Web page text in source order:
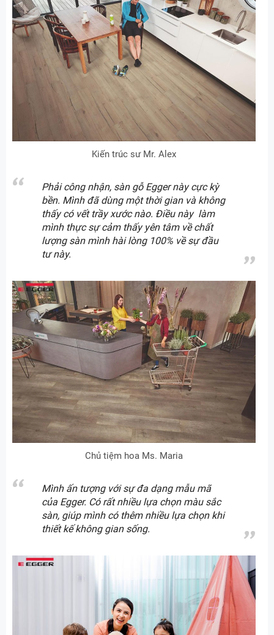
Kiến trúc sư Mr. Alex
Phải công nhận, sàn gỗ Egger này cực kỳ
bền. Mình đã dùng một thời gian và không
thấy có vết trầy xước nào. Điều này làm
mình thực sự cảm thấy yên tâm về chất
lượng sàn mình hài lòng 100% về sự đầu
tư này.
Chủ tiệm hoa Ms. Maria
Mình ấn tượng với sự đa dạng mẫu mã
của Egger. Có rất nhiều lựa chọn màu sắc
sàn, giúp mình có thêm nhiều lựa chọn khi
thiết kế không gian sống.